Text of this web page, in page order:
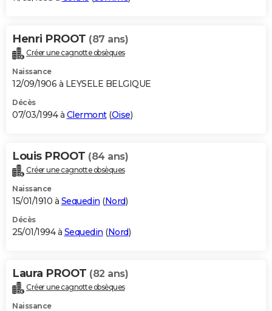
Henri PROOT (87 ans)
Créer une cagnotte obsèques
Naissance
12/09/1906 à LEYSELE BELGIQUE
Décès
07/03/1994 à Clermont(Oise)
Louis PROOT (84 ans)
Créer une cagnotte obsèques
Naissance
15/01/1910 à Sequedin (Nord)
Décès
25/01/1994 à Sequedin (Nord)
Laura PROOT (82 ans)
Créer une cagnotte obsèques
Naissance